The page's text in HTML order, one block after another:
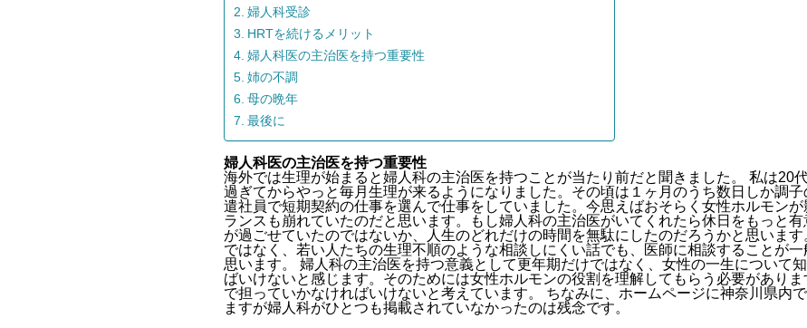
婦人科受診
HRTを続けるメリット
婦人科医の主治医を持つ重要性
姉の不調
母の晩年
最後に
婦人科医の主治医を持つ重要性
海外では生理が始まると婦人科の主治医を持つことが当たり前だと聞きました。 私は20
過ぎてからやっと毎月生理が来るようになりました。その頃は１ヶ月のうち数日しか調
遣社員で短期契約の仕事を選んで仕事をしていました。今思えばおそらく女性ホルモン
ランスも崩れていたのだと思います。もし婦人科の主治医がいてくれたら休日をもっと
が過ごせていたのではないか、人生のどれだけの時間を無駄にしたのだろうかと思いま
ではなく、若い人たちの生理不順のような相談しにくい話でも、医師に相談することが
思います。 婦人科の主治医を持つ意義として更年期だけではなく、女性の一生について
ばいけないと感じます。そのためには女性ホルモンの役割を理解してもらう必要があり
で担っていかなければいけないと考えています。 ちなみに、ホームページに神奈川県内
ますが婦人科がひとつも掲載されていなかったのは残念です。